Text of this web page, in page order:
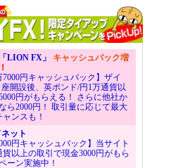
LION FX」 キャッシュバック増
7000円キャッシュバック】ザイ
開設後、英ポンド/円1万通貨以
円がもらえる！ さらに他社か
ら2000円！ 取引量に応じて最大
ンスも！
ット
円キャッシュバック】当サイト
以上の取引で現金3000円がもら
ーン実施中！